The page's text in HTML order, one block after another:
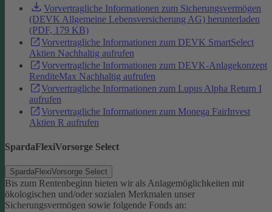
Vorvertragliche Informationen zum Sicherungsvermögen
(DEVK Allgemeine Lebensversicherung AG) herunterladen
(PDF, 179 KB)
Vorvertragliche Informationen zum DEVK SmartSelect
Aktien Nachhaltig aufrufen
Vorvertragliche Informationen zum DEVK-Anlagekonzept
RenditeMax Nachhaltig aufrufen
Vorvertragliche Informationen zum Lupus Alpha Return I
aufrufen
Vorvertragliche Informationen zum Monega FairInvest
Aktien R aufrufen
SpardaFlexiVorsorge Select
SpardaFlexiVorsorge Select
Bis zum Rentenbeginn bieten wir als Anlagemöglichkeiten mit
ökologischen und/oder sozialen Merkmalen unser
Sicherungsvermögen sowie folgende Fonds an: